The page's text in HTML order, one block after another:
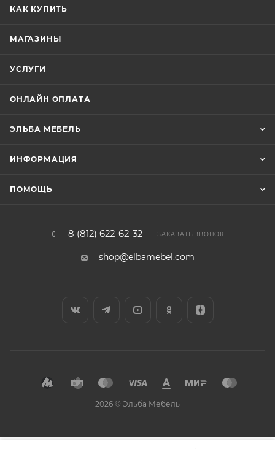
КАК КУПИТЬ
МАГАЗИНЫ
УСЛУГИ
ОНЛАЙН ОПЛАТА
ЭЛЬБА МЕБЕЛЬ
ИНФОРМАЦИЯ
ПОМОЩЬ
8 (812) 622-62-32 ЗАКАЗАТЬ ЗВОНОК
shop@elbamebel.com
2026 © Эльба Мебель